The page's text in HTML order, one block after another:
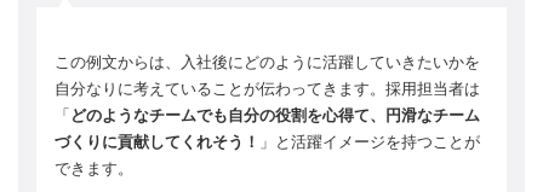
この例文からは、入社後にどのように活躍していきたいかを
自分なりに考えていることが伝わってきます。採用担当者は
「 どのようなチームでも自分の役割を心得て、円滑なチーム
づくりに貢献してくれそう！ 」と活躍イメージを持つことが
できます。